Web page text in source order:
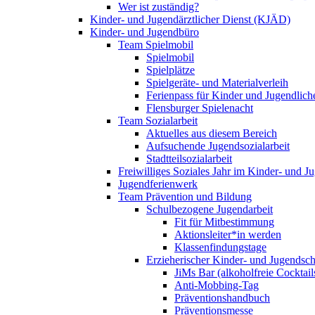
Wer ist zuständig?
Kinder- und Jugendärztlicher Dienst (KJÄD)
Kinder- und Jugendbüro
Team Spielmobil
Spielmobil
Spielplätze
Spielgeräte- und Materialverleih
Ferienpass für Kinder und
Flensburger Spielenacht
Team Sozialarbeit
Aktuelles aus diesem Bereich
Aufsuchende Jugendsozialarbeit
Stadtteilsozialarbeit
Freiwilliges Soziales Jahr im Kinder- und
Jugendferienwerk
Team Prävention und Bildung
Schulbezogene Jugendarbeit
Fit für Mitbestimmung
Aktionsleiter*in werden
Klassenfindungstage
Erzieherischer Kinder- und
JiMs Bar (alkoholfreie
Anti-Mobbing-Tag
Präventionshandbuch
Präventionsmesse